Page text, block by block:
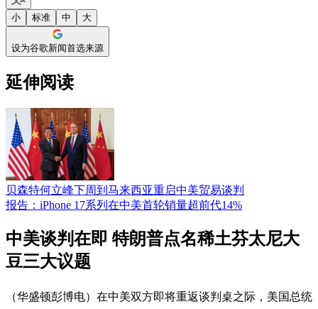
小 标准 中 大
设为谷歌新闻首选来源
延伸阅读
贝森特何立峰下周到马来西亚重启中美贸易谈判
报告：iPhone 17系列在中美首轮销量超前代14%
中美谈判在即 特朗普点名稀土芬太尼大
豆三大议题
（华盛顿彭博电）在中美双方即将重返谈判桌之际，美国总统